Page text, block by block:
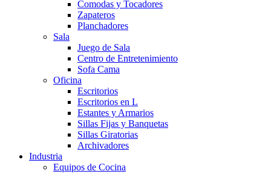
Comodas y Tocadores
Zapateros
Planchadores
Sala
Juego de Sala
Centro de Entretenimiento
Sofa Cama
Oficina
Escritorios
Escritorios en L
Estantes y Armarios
Sillas Fijas y Banquetas
Sillas Giratorias
Archivadores
Industria
Equipos de Cocina